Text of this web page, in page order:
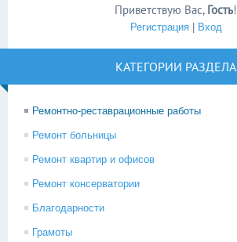
Приветствую Вас, Гость!
Регистрация| Вход
КАТЕГОРИИ РАЗДЕЛА
Ремонтно-реставрационные работы
Ремонт больницы
Ремонт квартир и офисов
Ремонт консерватории
Благодарности
Грамоты